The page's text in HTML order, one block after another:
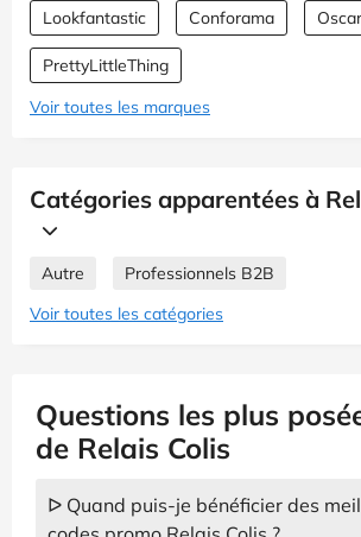
Lookfantastic Conforama
PrettyLittleThing
Voir toutes les marques
Catégories apparentées à
Autre
Professionnels B2B
Voir toutes les catégories
Questions les plus
de Relais Colis
ᐅ Quand puis-je bénéficier des